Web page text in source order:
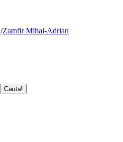
/Zamfir Mihai-Adrian